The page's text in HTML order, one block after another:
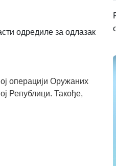
одредиле за одлазак
операцији Оружаних
Републици. Такође,